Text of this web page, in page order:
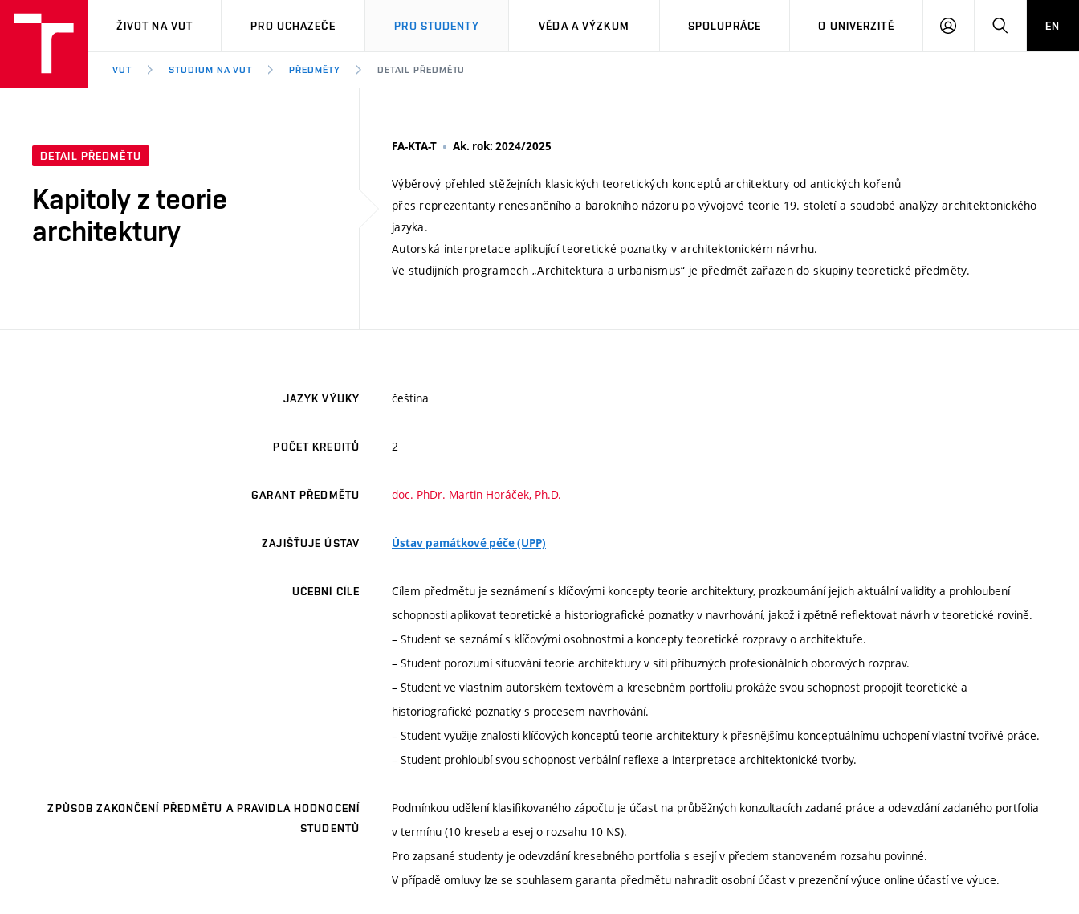
VUT
ŽIVOT NA VUT PRO UCHAZEČE PRO STUDENTY VĚDA A VÝZKUM SPOLUPRÁCE O UNIVERZITĚ
PŘIHLÁSIT HLEDATEN
VUT STUDIUM NA VUT PŘEDMĚTY DETAIL PŘEDMĚTU
DETAIL PŘEDMĚTU
Kapitoly z teorie
architektury
FA-KTA-T Ak. rok: 2024/2025
Výběrový přehled stěžejních klasických teoretických konceptů architektury od antických kořenů
přes reprezentanty renesančního a barokního názoru po vývojové teorie 19. století a soudobé analýzy architektonického
jazyka.
Autorská interpretace aplikující teoretické poznatky v architektonickém návrhu.
Ve studijních programech „Architektura a urbanismus“ je předmět zařazen do skupiny teoretické předměty.
JAZYK VÝUKY čeština
POČET KREDITŮ 2
GARANT PŘEDMĚTU doc. PhDr. Martin Horáček, Ph.D.
ZAJIŠŤUJE ÚSTAV Ústav památkové péče (UPP)
UČEBNÍ CÍLE
Cílem předmětu je seznámení s klíčovými koncepty teorie architektury, prozkoumání jejich aktuální validity a prohloubení
schopnosti aplikovat teoretické a historiografické poznatky v navrhování, jakož i zpětně reflektovat návrh v teoretické rovině.
– Student se seznámí s klíčovými osobnostmi a koncepty teoretické rozpravy o architektuře.
– Student porozumí situování teorie architektury v síti příbuzných profesionálních oborových rozprav.
– Student ve vlastním autorském textovém a kresebném portfoliu prokáže svou schopnost propojit teoretické a
historiografické poznatky s procesem navrhování.
– Student využije znalosti klíčových konceptů teorie architektury k přesnějšímu konceptuálnímu uchopení vlastní tvořivé práce.
– Student prohloubí svou schopnost verbální reflexe a interpretace architektonické tvorby.
ZPŮSOB ZAKONČENÍ PŘEDMĚTU A PRAVIDLA HODNOCENÍ
STUDENTŮ
Podmínkou udělení klasifikovaného zápočtu je účast na průběžných konzultacích zadané práce a odevzdání zadaného portfolia
v termínu (10 kreseb a esej o rozsahu 10 NS).
Pro zapsané studenty je odevzdání kresebného portfolia s esejí v předem stanoveném rozsahu povinné.
V případě omluvy lze se souhlasem garanta předmětu nahradit osobní účast v prezenční výuce online účastí ve výuce.